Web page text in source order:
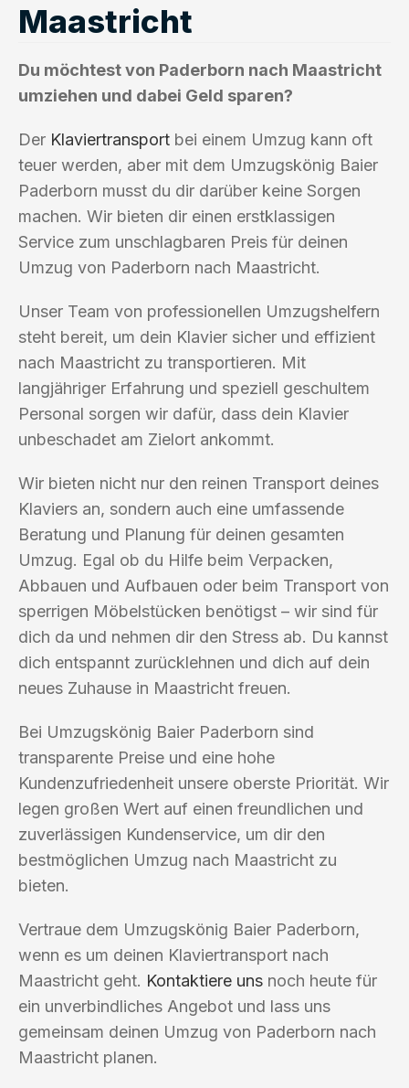
Maastricht
Du möchtest von Paderborn nach Maastricht
umziehen und dabei Geld sparen?
Der Klaviertransport bei einem Umzug kann oft
teuer werden, aber mit dem Umzugskönig Baier
Paderborn musst du dir darüber keine Sorgen
machen. Wir bieten dir einen erstklassigen
Service zum unschlagbaren Preis für deinen
Umzug von Paderborn nach Maastricht.
Unser Team von professionellen Umzugshelfern
steht bereit, um dein Klavier sicher und effizient
nach Maastricht zu transportieren. Mit
langjähriger Erfahrung und speziell geschultem
Personal sorgen wir dafür, dass dein Klavier
unbeschadet am Zielort ankommt.
Wir bieten nicht nur den reinen Transport deines
Klaviers an, sondern auch eine umfassende
Beratung und Planung für deinen gesamten
Umzug. Egal ob du Hilfe beim Verpacken,
Abbauen und Aufbauen oder beim Transport von
sperrigen Möbelstücken benötigst – wir sind für
dich da und nehmen dir den Stress ab. Du kannst
dich entspannt zurücklehnen und dich auf dein
neues Zuhause in Maastricht freuen.
Bei Umzugskönig Baier Paderborn sind
transparente Preise und eine hohe
Kundenzufriedenheit unsere oberste Priorität. Wir
legen großen Wert auf einen freundlichen und
zuverlässigen Kundenservice, um dir den
bestmöglichen Umzug nach Maastricht zu
bieten.
Vertraue dem Umzugskönig Baier Paderborn,
wenn es um deinen Klaviertransport nach
Maastricht geht. Kontaktiere uns noch heute für
ein unverbindliches Angebot und lass uns
gemeinsam deinen Umzug von Paderborn nach
Maastricht planen.